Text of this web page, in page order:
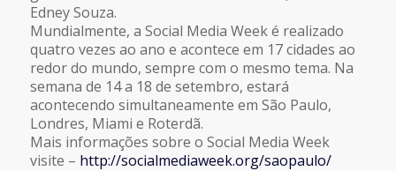
Edney Souza.
Mundialmente, a Social Media Week é realizado
quatro vezes ao ano e acontece em 17 cidades ao
redor do mundo, sempre com o mesmo tema. Na
semana de 14 a 18 de setembro, estará
acontecendo simultaneamente em São Paulo,
Londres, Miami e Roterdã.
Mais informações sobre o Social Media Week
visite – http://socialmediaweek.org/saopaulo/